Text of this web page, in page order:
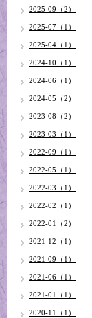
2025-09（2）
2025-07（1）
2025-04（1）
2024-10（1）
2024-06（1）
2024-05（2）
2023-08（2）
2023-03（1）
2022-09（1）
2022-05（1）
2022-03（1）
2022-02（1）
2022-01（2）
2021-12（1）
2021-09（1）
2021-06（1）
2021-01（1）
2020-11（1）